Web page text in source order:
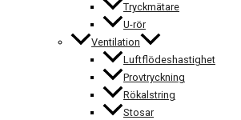
Tryckmätare
U-rör
Ventilation
Luftflödeshastighet
Provtryckning
Rökalstring
Stosar